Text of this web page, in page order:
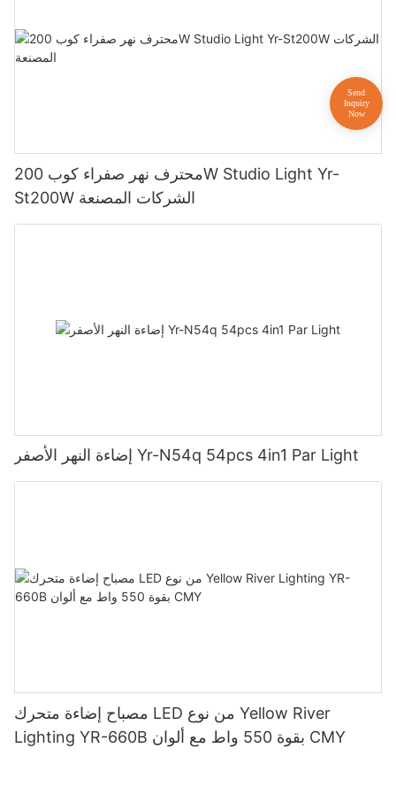
محترف نهر صفراء كوب 200W Studio Light Yr-
St200W الشركات المصنعة
إضاءة النهر الأصفر Yr-N54q 54pcs 4in1 Par Light
مصباح إضاءة متحرك LED من نوع Yellow River
Lighting YR-660B بقوة 550 واط مع ألوان CMY